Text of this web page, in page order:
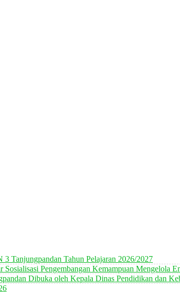
Tanjungpandan Tahun Pelajaran 2026/2027
Sosialisasi Pengembangan Kemampuan
Dibuka oleh Kepala Dinas Pendidikan dan